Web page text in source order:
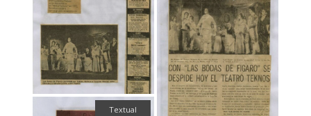
Textual